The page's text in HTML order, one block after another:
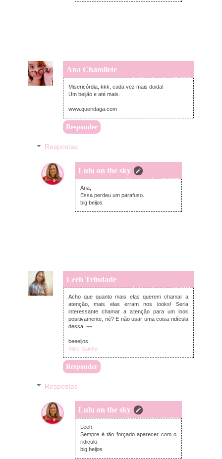
Ana Chamilete
segunda-feira, dezembro 09, 2013
Misericórdia, kkk, cada vez mais doida!
Um beijão e até mais.
www.queridaga.com
Responder
Respostas
Lulu on the sky
terça-feira, dezembro 10, 2013
Ana,
Essa perdeu um parafuso.
big beijos
Leeh Trindade
segunda-feira, dezembro 09, 2013
Acho que quanto mais elas querem chamar a
atenção, mais elas erram nos looks! Seria
interessante chamar a atenção para um look
positivamente, né? E não usar uma coisa ridícula
dessa! ¬¬
beeeijos,
Miss Sainha
Responder
Respostas
Lulu on the sky
terça-feira, dezembro 10, 2013
Leeh,
Sempre é tão forçado aparecer com o
ridiculo.
big beijos